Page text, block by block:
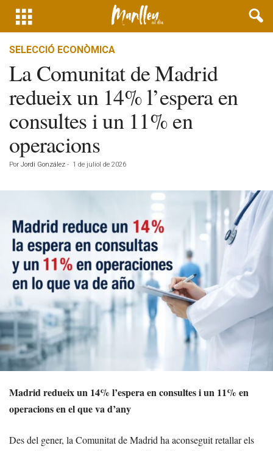
SELECCIÓ ECONÒMICA
La Comunitat de Madrid
redueix un 14% l’espera en
consultes i un 11% en
operacions
Por Jordi González - 1 de juliol de 2026
Madrid redueix un 14% l’espera en consultes i un 11% en
operacions en el que va d’any
Des del gener, la Comunitat de Madrid ha aconseguit retallar els